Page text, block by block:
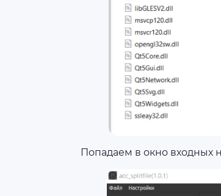
Попадаем в окно входных